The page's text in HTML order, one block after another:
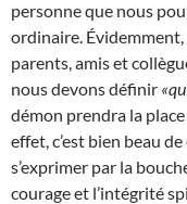
personne que nous
ordinaire. Évidemment,
parents, amis et
nous devons définir
démon prendra la
effet, c’est bien beau
s’exprimer par la
courage et l’intégrité